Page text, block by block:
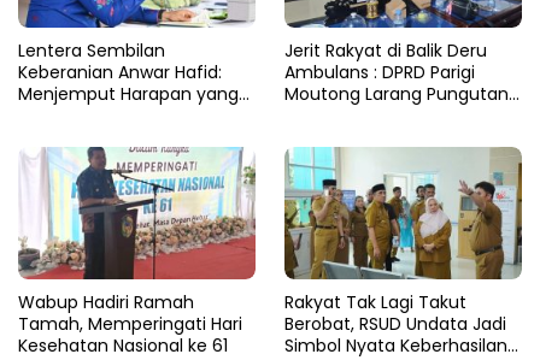
Lentera Sembilan
Keberanian Anwar Hafid:
Menjemput Harapan yang
Jerit Rakyat di Balik Deru
Ambulans : DPRD Parigi
Moutong Larang Pungutan
Wabup Hadiri Ramah
Tamah, Memperingati Hari
Kesehatan Nasional ke 61
Rakyat Tak Lagi Takut
Berobat, RSUD Undata Jadi
Simbol Nyata Keberhasilan